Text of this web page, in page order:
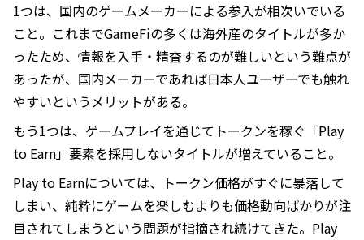
1つは、国内のゲームメーカーによる参入が相次いでいる
こと。これまでGameFiの多くは海外産のタイトルが多か
ったため、情報を入手・精査するのが難しいという難点が
あったが、国内メーカーであれば日本人ユーザーでも触れ
やすいというメリットがある。
もう1つは、ゲームプレイを通じてトークンを稼ぐ「Play
to Earn」要素を採用しないタイトルが増えていること。
Play to Earnについては、トークン価格がすぐに暴落して
しまい、純粋にゲームを楽しむよりも価格動向ばかりが注
目されてしまうという問題が指摘され続けてきた。Play